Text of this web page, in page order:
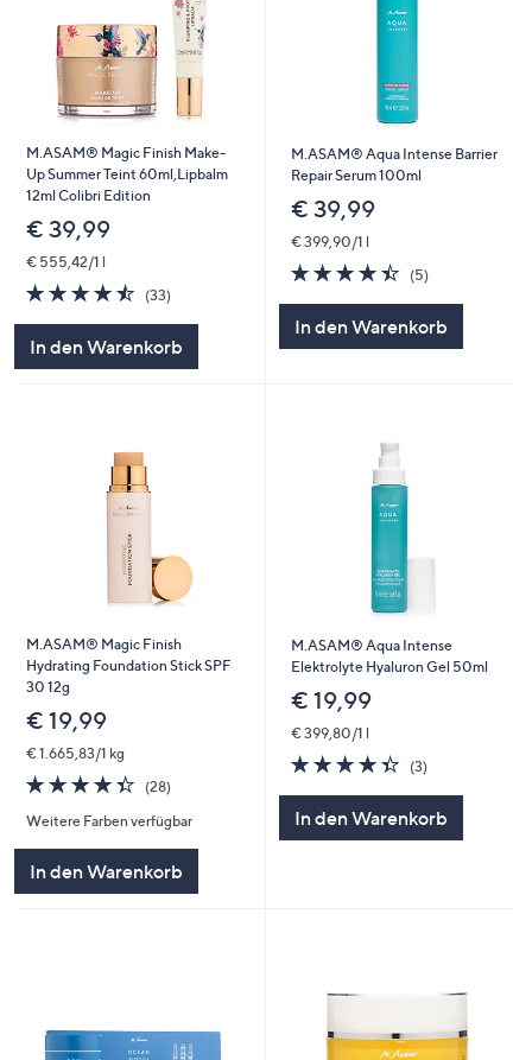
M.ASAM® Magic Finish Make-
Up Summer Teint 60ml,Lipbalm
12ml Colibri Edition
€ 39,99
€ 555,42/1 l
4.5
von
(33)33
In den Warenkorb
M.ASAM® Aqua Intense Barrier
Repair Serum 100ml
€ 39,99
€ 399,90/1 l
4.4
von
(5)5
In den Warenkorb
M.ASAM® Magic Finish
Hydrating Foundation Stick SPF
30 12g
€ 19,99
€ 1.665,83/1 kg
4.4
von
5
(28)28
Weitere Farben verfügbar
In den Warenkorb
M.ASAM® Aqua Intense
Elektrolyte Hyaluron Gel 50ml
€ 19,99
€ 399,80/1 l
4.3
von
(3)3
In den Warenkorb